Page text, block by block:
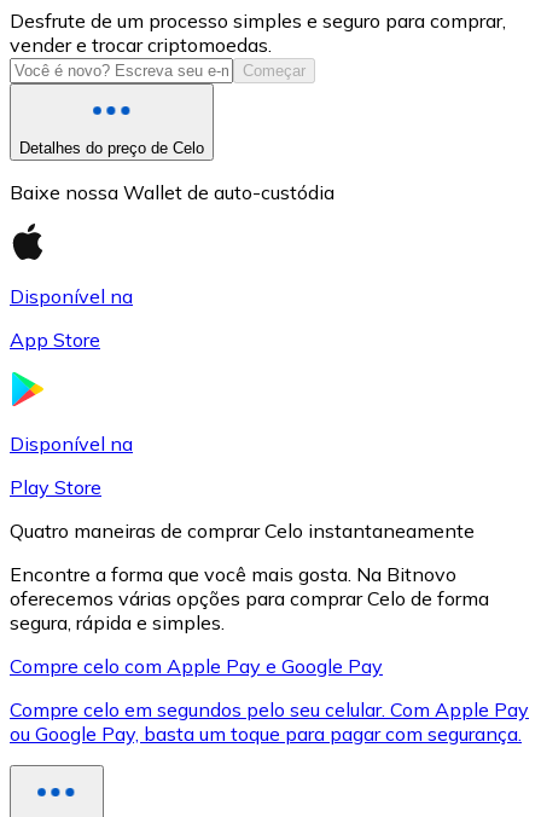
USD Coin
USDC
XRP
XRP
Desfrute de um processo simples e seguro para comprar,
vender e trocar criptomoedas.
Começar
Detalhes do preço de Celo
Baixe nossa Wallet de auto-custódia
Disponível na
App Store
Disponível na
Play Store
Quatro maneiras de comprar Celo instantaneamente
Encontre a forma que você mais gosta. Na Bitnovo
oferecemos várias opções para comprar Celo de forma
segura, rápida e simples.
Compre celo com Apple Pay e Google Pay
Compre celo em segundos pelo seu celular. Com Apple Pay
ou Google Pay, basta um toque para pagar com segurança.